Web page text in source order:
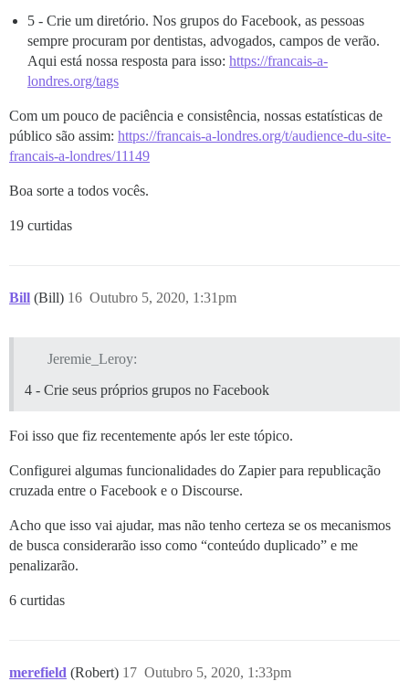
5 - Crie um diretório. Nos grupos do Facebook, as pessoas
sempre procuram por dentistas, advogados, campos de verão.
Aqui está nossa resposta para isso: https://francais-a-
londres.org/tags
Com um pouco de paciência e consistência, nossas estatísticas de
público são assim: https://francais-a-londres.org/t/audience-du-site-
francais-a-londres/11149
Boa sorte a todos vocês.
19 curtidas
Bill (Bill) Outubro 5, 2020, 1:31pm
16
Jeremie_Leroy:
4 - Crie seus próprios grupos no Facebook
Foi isso que fiz recentemente após ler este tópico.
Configurei algumas funcionalidades do Zapier para republicação
cruzada entre o Facebook e o Discourse.
Acho que isso vai ajudar, mas não tenho certeza se os mecanismos
de busca considerarão isso como “conteúdo duplicado” e me
penalizarão.
6 curtidas
merefield (Robert) Outubro 5, 2020, 1:33pm
17